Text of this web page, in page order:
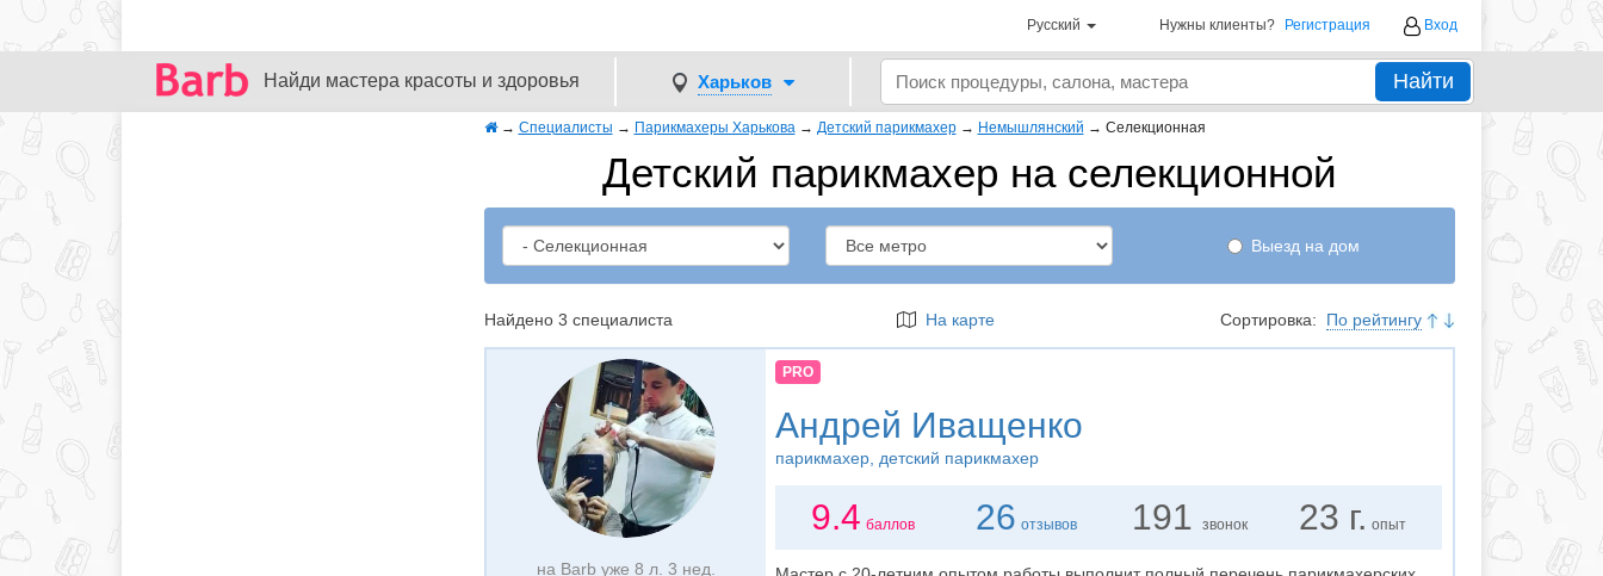
Русский Нужны клиенты? Регистрация Вход
Найди мастера красоты и здоровья Харьков Найти
→ Специалисты → Парикмахеры Харькова → Детский парикмахер → Немышлянский → Селекционная
Детский парикмахер на селекционной
Выезд на дом
Найдено 3 специалиста На карте Сортировка: По рейтингу
на Barb уже 8 л. 3 нед.
PRO
Андрей Иващенко
парикмахер, детский парикмахер
9.4 баллов 26 отзывов 191 звонок 23 г. опыт